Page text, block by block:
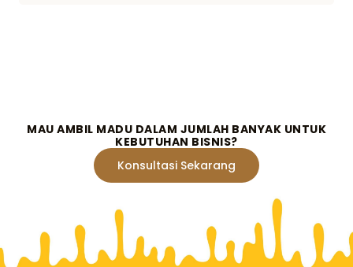
MAU AMBIL MADU DALAM JUMLAH BANYAK UNTUK
KEBUTUHAN BISNIS?
Konsultasi Sekarang